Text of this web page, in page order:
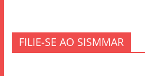
FILIE-SE AO SISMMAR